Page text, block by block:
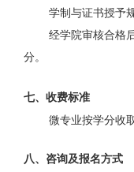
学制与证书授予
经学院审核合格
分。
七、收费标准
微专业按学分收
八、咨询及报名方式